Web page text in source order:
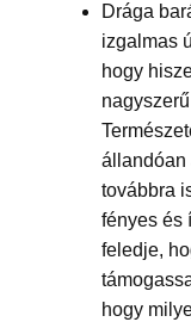
Drága
izgalmas
hogy
állandóan
továbbra
fényes és
feledje,
hogy